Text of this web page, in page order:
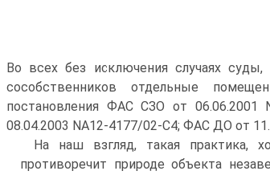
Во всех без исключения случаях
сособственников отдельные
постановления ФАС СЗО от 06.06.2001
08.04.2003 NА12-4177/02-С4; ФАС ДО от
На наш взгляд, такая практика,
противоречит природе объекта